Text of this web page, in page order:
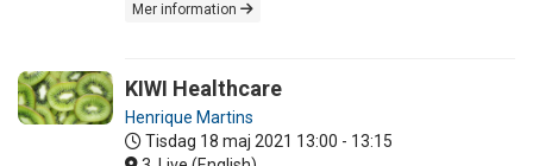
Mer information
KIWI Healthcare
Henrique Martins
Tisdag 18 maj 2021 13:00 - 13:15